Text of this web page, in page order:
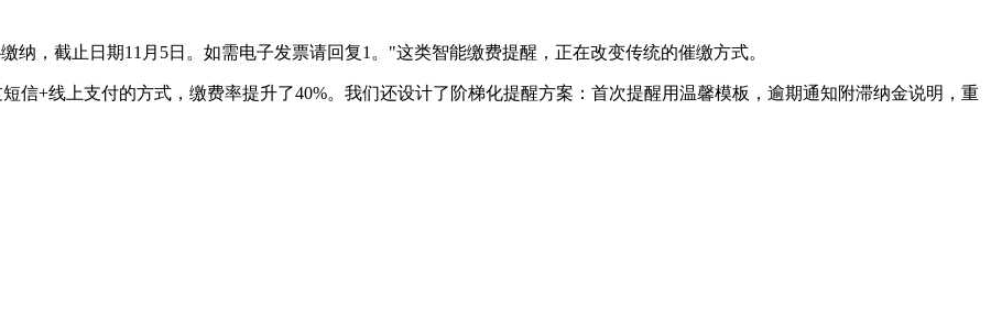
纳，截止日期11月5日。如需电子发票请回复1。"这类智能缴费提醒，正在改变传统的催缴方式。
信+线上支付的方式，缴费率提升了40%。我们还设计了阶梯化提醒方案：首次提醒用温馨模板，逾期通知附滞纳金说明，重